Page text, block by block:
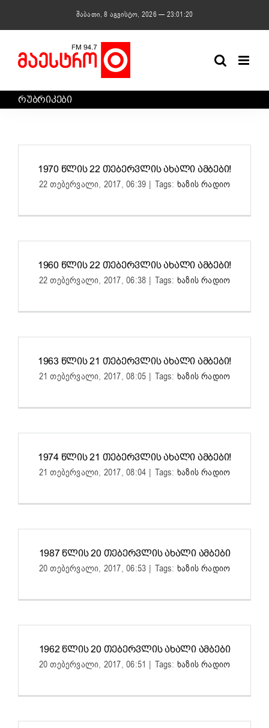
content
შაბათი, 8 აგვისტო, 2026 — 23:01:20
ᲠᲣᲑᲠᲘᲙᲔᲑᲘ
1970 ᲬᲚᲘᲡ 22 ᲗᲔᲑᲔᲠᲕᲚᲘᲡ ᲐᲮᲐᲚᲘ ᲐᲛᲑᲔᲑᲘ!
22 თებერვალი, 2017, 06:39 | Tags: ხაზის რადიო
1960 ᲬᲚᲘᲡ 22 ᲗᲔᲑᲔᲠᲕᲚᲘᲡ ᲐᲮᲐᲚᲘ ᲐᲛᲑᲔᲑᲘ!
22 თებერვალი, 2017, 06:38 | Tags: ხაზის რადიო
1963 ᲬᲚᲘᲡ 21 ᲗᲔᲑᲔᲠᲕᲚᲘᲡ ᲐᲮᲐᲚᲘ ᲐᲛᲑᲔᲑᲘ!
21 თებერვალი, 2017, 08:05 | Tags: ხაზის რადიო
1974 ᲬᲚᲘᲡ 21 ᲗᲔᲑᲔᲠᲕᲚᲘᲡ ᲐᲮᲐᲚᲘ ᲐᲛᲑᲔᲑᲘ!
21 თებერვალი, 2017, 08:04 | Tags: ხაზის რადიო
1987 ᲬᲚᲘᲡ 20 ᲗᲔᲑᲔᲠᲕᲚᲘᲡ ᲐᲮᲐᲚᲘ ᲐᲛᲑᲔᲑᲘ
20 თებერვალი, 2017, 06:53 | Tags: ხაზის რადიო
1962 ᲬᲚᲘᲡ 20 ᲗᲔᲑᲔᲠᲕᲚᲘᲡ ᲐᲮᲐᲚᲘ ᲐᲛᲑᲔᲑᲘ
20 თებერვალი, 2017, 06:51 | Tags: ხაზის რადიო